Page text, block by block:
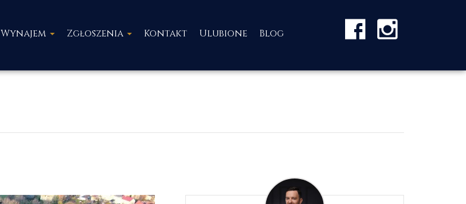
Wynajem Zgłoszenia Kontakt Ulubione Blog